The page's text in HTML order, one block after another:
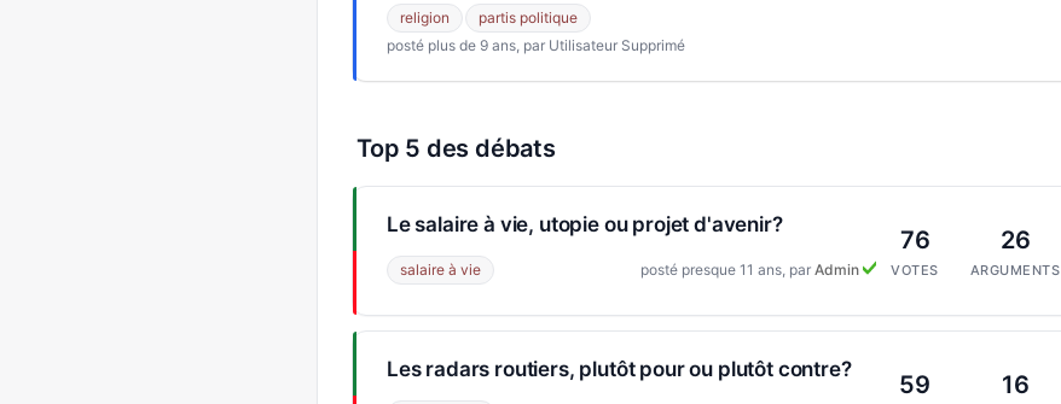
religion
partis politique
posté plus de 9 ans, par Utilisateur Supprimé
Top 5 des débats
76
VOTES
26
ARGUMENTS
Le salaire à vie, utopie ou projet d'avenir?
salaire à vie posté presque 11 ans, parAdmin
59 16
Les radars routiers, plutôt pour ou plutôt contre?